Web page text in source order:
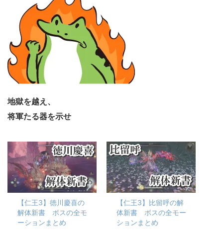
地獄を越え、
将軍たる器を示せ
【仁王3】徳川慶喜の
解体新書 ボスの全モ
ーションまとめ
【仁王3】比留呼の解
体新書 ボスの全モー
ションまとめ